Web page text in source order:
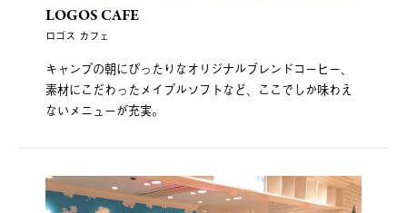
LOGOS CAFE
ロゴス カフェ
キャンプの朝にぴったりなオリジナルブレンドコーヒー、
素材にこだわったメイプルソフトなど、ここでしか味わえ
ないメニューが充実。